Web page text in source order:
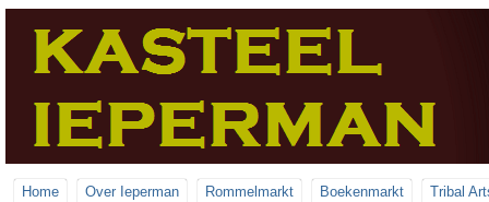
Home Over Ieperman Rommelmarkt Boekenmarkt Tribal